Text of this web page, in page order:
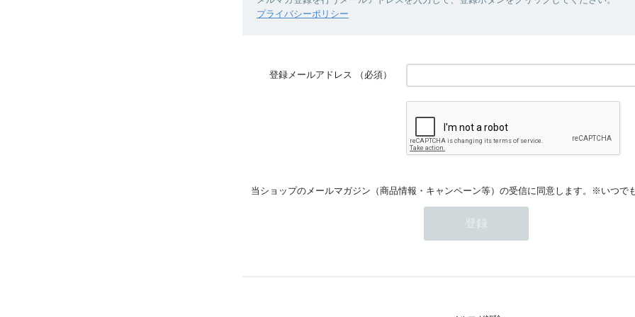
プライバシーポリシー
登録メールアドレス （必須）
当ショップのメールマガジン（商品情報・キャンペーン等）の受信に同意します。※いつで